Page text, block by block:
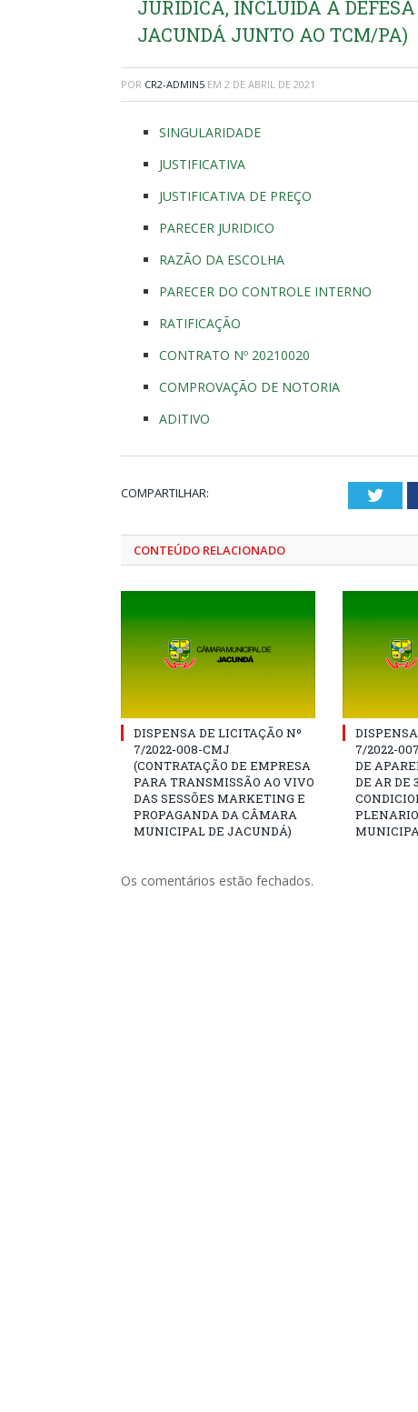
JURÍDICA, INCLUÍDA A
JACUNDÁ JUNTO AO TCM/PA)
POR CR2-ADMIN5 EM 2 DE ABRIL DE 2021
SINGULARIDADE
JUSTIFICATIVA
JUSTIFICATIVA DE PREÇO
PARECER JURIDICO
RAZÃO DA ESCOLHA
PARECER DO CONTROLE INTERNO
RATIFICAÇÃO
CONTRATO Nº 20210020
COMPROVAÇÃO DE NOTORIA
ADITIVO
COMPARTILHAR:
CONTEÚDO RELACIONADO
DISPENSA DE LICITAÇÃO Nº
7/2022-008-CMJ
(CONTRATAÇÃO DE EMPRESA
PARA TRANSMISSÃO AO VIVO
DAS SESSÕES MARKETING E
PROPAGANDA DA CÂMARA
MUNICIPAL DE JACUNDÁ)
7/2022-
DE
DE AR DE
Os comentários estão fechados.